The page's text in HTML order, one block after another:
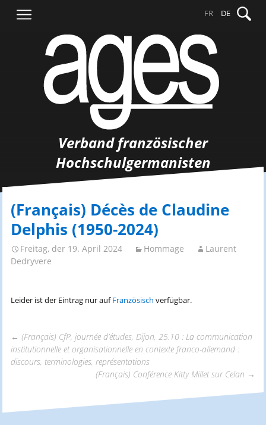
Inhalt
nach:
FR DE
Verband französischer
Hochschulgermanisten
(Français) Décès de Claudine
Delphis (1950-2024)
Freitag, der 19. April 2024 Hommage
Laurent
Dedryvere
Leider ist der Eintrag nur aufFranzösisch verfügbar.
Beitrags-
Navigation
← (Français) CfP, journée d’études, Dijon, 25.10 : La communication
institutionnelle et organisationnelle en contexte franco-allemand :
discours, terminologies, représentations
(Français) Conférence Kitty Millet sur Celan →